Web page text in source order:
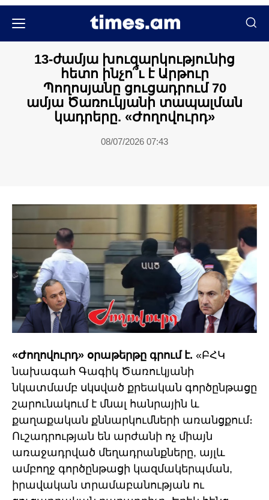
13-ժամյա խուզարկությունից
հետո ինչո՞ւ է Արթուր
Պողոսյանը ցուցադրում 70
ամյա Ծառուկյանի տապալման
կադրերը. «Ժողովուրդ»
08/07/2026 07:43
«Ժողովուրդ» օրաթերթը գրում է. «ԲՀԿ
նախագահ Գագիկ Ծառուկյանի
նկատմամբ սկսված քրեական գործընթացը
շարունակում է մնալ հանրային և
քաղաքական քննարկումների առանցքում։
Ուշադրության են արժանի ոչ միայն
առաջադրված մեղադրանքները, այլև
ամբողջ գործընթացի կազմակերպման,
իրավական տրամաբանության ու